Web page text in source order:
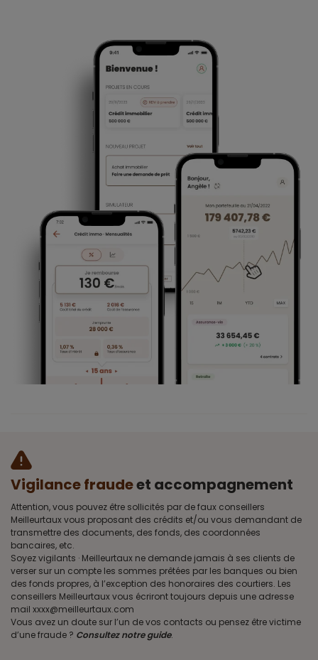
Vigilance fraudeet accompagnement
Attention, vous pouvez être sollicités par de faux conseillers
Meilleurtaux vous proposant des crédits et/ou vous demandant de
transmettre des documents, des fonds, des coordonnées
bancaires, etc.
Soyez vigilants · Meilleurtaux ne demande jamais à ses clients de
verser sur un compte les sommes prêtées par les banques ou bien
des fonds propres, à l’exception des honoraires des courtiers. Les
conseillers Meilleurtaux vous écriront toujours depuis une adresse
mail xxxx@meilleurtaux.com
Vous avez un doute sur l’un de vos contacts ou pensez être victime
d’une fraude ? Consultez notre guide.